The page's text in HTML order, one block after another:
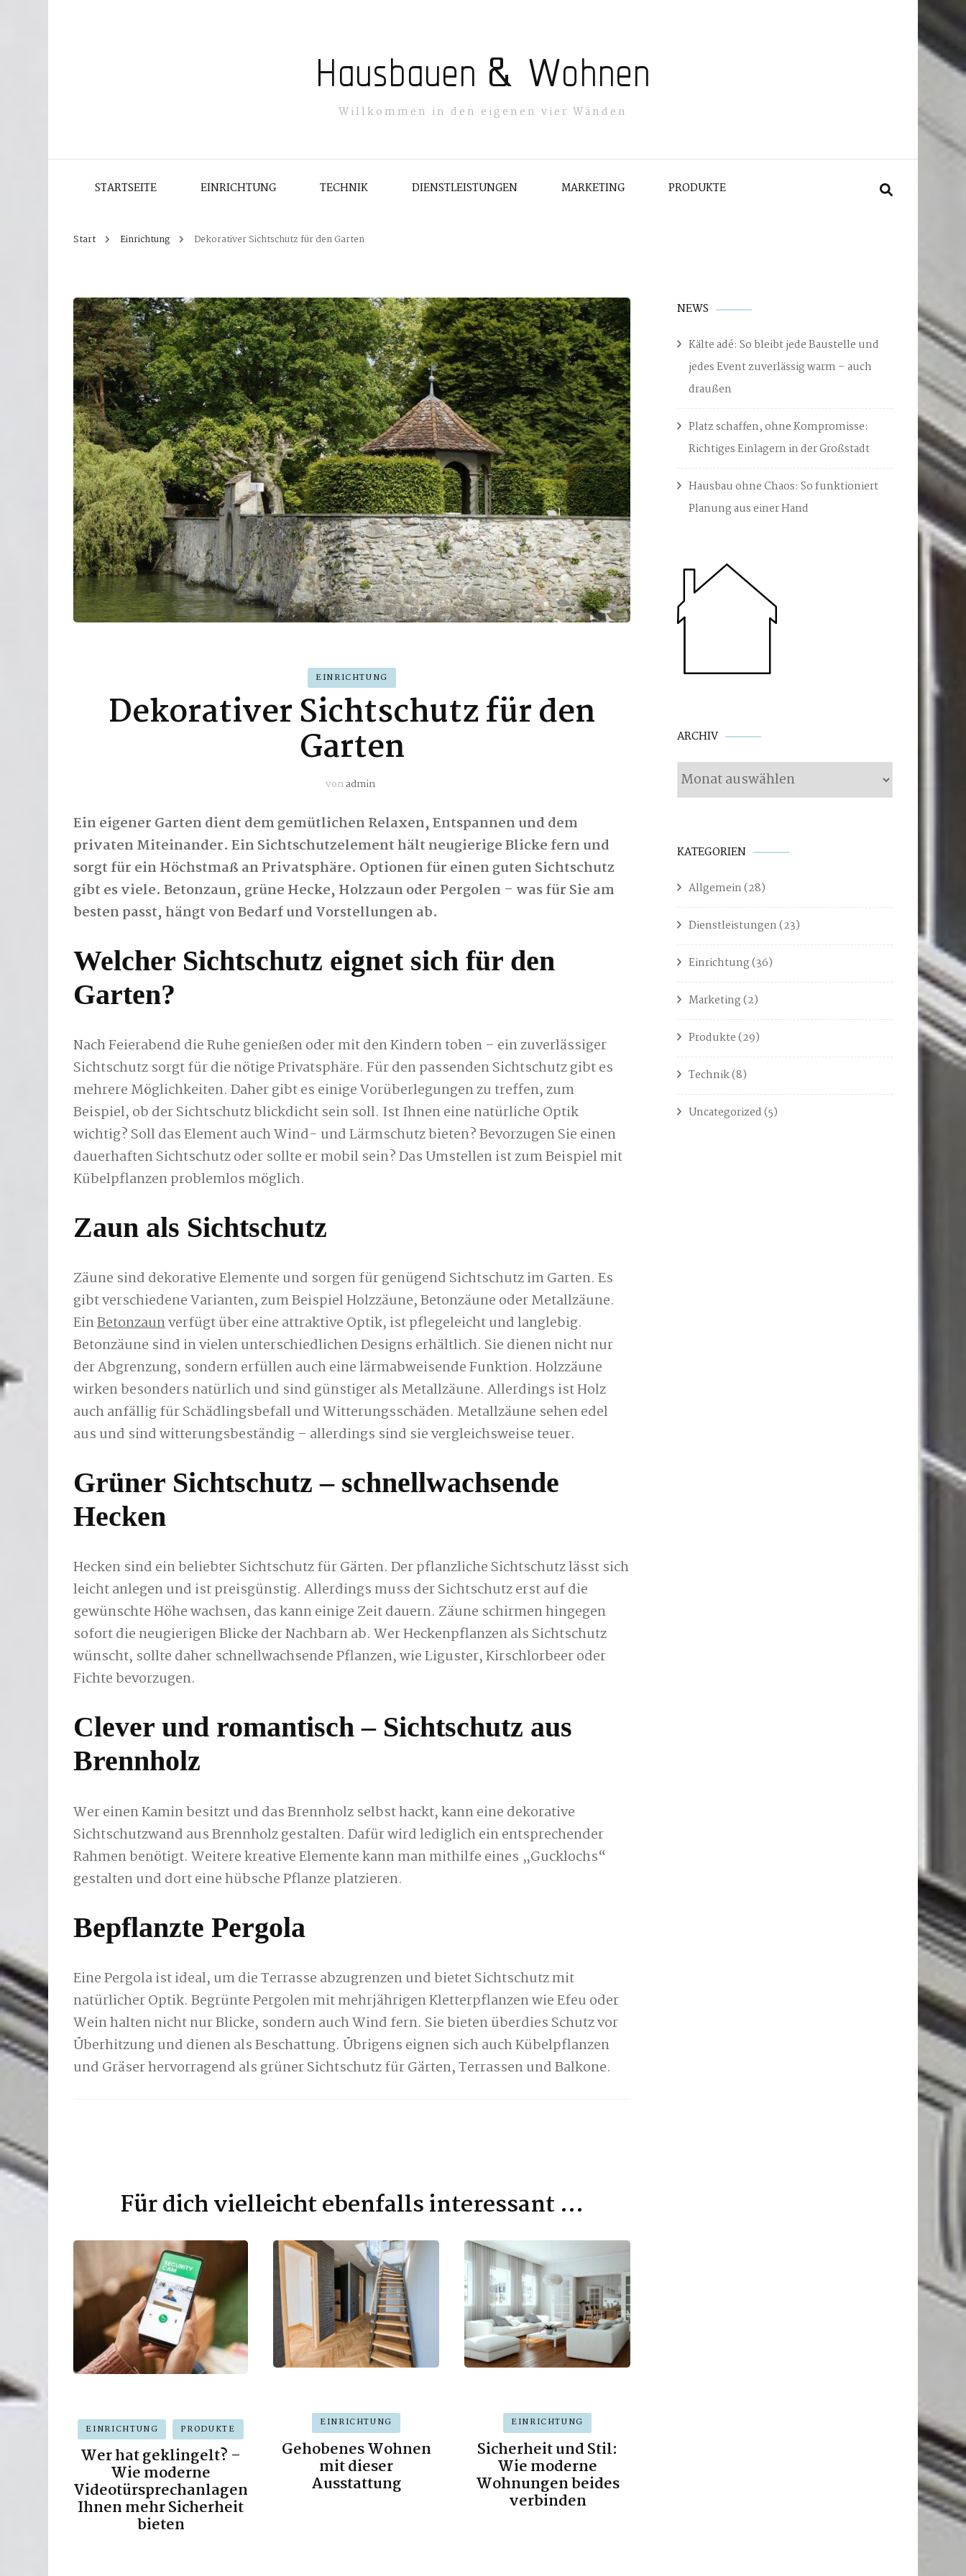
Hausbauen & Wohnen
Willkommen in den eigenen vier Wänden
STARTSEITE EINRICHTUNG TECHNIK DIENSTLEISTUNGEN MARKETING PRODUKTE
Start Einrichtung Dekorativer Sichtschutz für den Garten
EINRICHTUNG
Dekorativer Sichtschutz für den
Garten
vonadmin
Ein eigener Garten dient dem gemütlichen Relaxen, Entspannen und dem
privaten Miteinander. Ein Sichtschutzelement hält neugierige Blicke fern und
sorgt für ein Höchstmaß an Privatsphäre. Optionen für einen guten Sichtschutz
gibt es viele. Betonzaun, grüne Hecke, Holzzaun oder Pergolen – was für Sie am
besten passt, hängt von Bedarf und Vorstellungen ab.
Welcher Sichtschutz eignet sich für den
Garten?
Nach Feierabend die Ruhe genießen oder mit den Kindern toben – ein zuverlässiger
Sichtschutz sorgt für die nötige Privatsphäre. Für den passenden Sichtschutz gibt es
mehrere Möglichkeiten. Daher gibt es einige Vorüberlegungen zu treffen, zum
Beispiel, ob der Sichtschutz blickdicht sein soll. Ist Ihnen eine natürliche Optik
wichtig? Soll das Element auch Wind- und Lärmschutz bieten? Bevorzugen Sie einen
dauerhaften Sichtschutz oder sollte er mobil sein? Das Umstellen ist zum Beispiel mit
Kübelpflanzen problemlos möglich.
Zaun als Sichtschutz
Zäune sind dekorative Elemente und sorgen für genügend Sichtschutz im Garten. Es
gibt verschiedene Varianten, zum Beispiel Holzzäune, Betonzäune oder Metallzäune.
EinBetonzaunverfügt über eine attraktive Optik, ist pflegeleicht und langlebig.
Betonzäune sind in vielen unterschiedlichen Designs erhältlich. Sie dienen nicht nur
der Abgrenzung, sondern erfüllen auch eine lärmabweisende Funktion. Holzzäune
wirken besonders natürlich und sind günstiger als Metallzäune. Allerdings ist Holz
auch anfällig für Schädlingsbefall und Witterungsschäden. Metallzäune sehen edel
aus und sind witterungsbeständig – allerdings sind sie vergleichsweise teuer.
Grüner Sichtschutz – schnellwachsende
Hecken
Hecken sind ein beliebter Sichtschutz für Gärten. Der pflanzliche Sichtschutz lässt sich
leicht anlegen und ist preisgünstig. Allerdings muss der Sichtschutz erst auf die
gewünschte Höhe wachsen, das kann einige Zeit dauern. Zäune schirmen hingegen
sofort die neugierigen Blicke der Nachbarn ab. Wer Heckenpflanzen als Sichtschutz
wünscht, sollte daher schnellwachsende Pflanzen, wie Liguster, Kirschlorbeer oder
Fichte bevorzugen.
Clever und romantisch – Sichtschutz aus
Brennholz
Wer einen Kamin besitzt und das Brennholz selbst hackt, kann eine dekorative
Sichtschutzwand aus Brennholz gestalten. Dafür wird lediglich ein entsprechender
Rahmen benötigt. Weitere kreative Elemente kann man mithilfe eines „Gucklochs“
gestalten und dort eine hübsche Pflanze platzieren.
Bepflanzte Pergola
Eine Pergola ist ideal, um die Terrasse abzugrenzen und bietet Sichtschutz mit
natürlicher Optik. Begrünte Pergolen mit mehrjährigen Kletterpflanzen wie Efeu oder
Wein halten nicht nur Blicke, sondern auch Wind fern. Sie bieten überdies Schutz vor
Überhitzung und dienen als Beschattung. Übrigens eignen sich auch Kübelpflanzen
und Gräser hervorragend als grüner Sichtschutz für Gärten, Terrassen und Balkone.
Beitragsnavigation
Für dich vielleicht ebenfalls interessant …
EINRICHTUNG PRODUKTE
Wer hat geklingelt? –
Wie moderne
Videotürsprechanlagen
Ihnen mehr Sicherheit
bieten
EINRICHTUNG
Gehobenes Wohnen
mit dieser
Ausstattung
EINRICHTUNG
Sicherheit und Stil:
Wie moderne
Wohnungen beides
verbinden
NEWS
Kälte adé: So bleibt jede Baustelle und
jedes Event zuverlässig warm – auch
draußen
Platz schaffen, ohne Kompromisse:
Richtiges Einlagern in der Großstadt
Hausbau ohne Chaos: So funktioniert
Planung aus einer Hand
ARCHIV Archiv
KATEGORIEN
Allgemein(28)
Dienstleistungen(23)
Einrichtung(36)
Marketing(2)
Produkte(29)
Technik(8)
Uncategorized(5)